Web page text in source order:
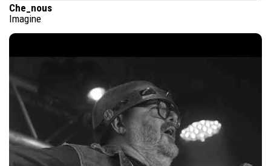
Che_nous
Imagine